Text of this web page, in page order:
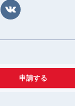
申請する